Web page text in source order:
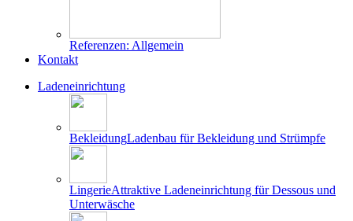
Referenzen: Allgemein
Kontakt
Ladeneinrichtung
BekleidungLadenbau für Bekleidung und Strümpfe
LingerieAttraktive Ladeneinrichtung für Dessous und
Unterwäsche